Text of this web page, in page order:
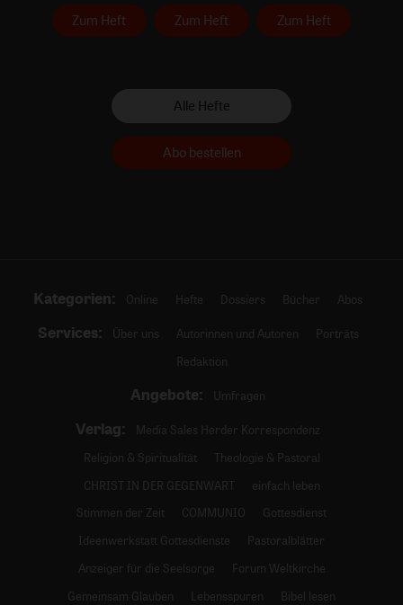
Zum Heft Zum Heft Zum Heft
Alle Hefte
Abo bestellen
Kategorien: Online Hefte Dossiers Bücher Abos
Services: Über uns Autorinnen und Autoren
Porträts
Redaktion
Angebote: Umfragen
Verlag:
Media Sales Herder Korrespondenz
Religion & Spiritualität
Theologie & Pastoral
CHRIST IN DER GEGENWART
einfach leben
Stimmen der Zeit
COMMUNIO
Gottesdienst
Ideenwerkstatt Gottesdienste
Pastoralblätter
Anzeiger für die Seelsorge
Forum Weltkirche
Gemeinsam Glauben
Lebensspuren
Bibel lesen